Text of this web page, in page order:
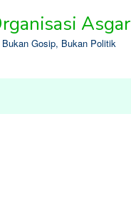
Asgar
Bukan Gosip, Bukan Politik